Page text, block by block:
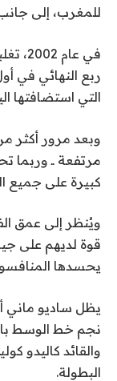
للمغرب، إلى جانب
في
ربع النهائي في
التي استضافتها
وبعد مرور أكثر
مرتفعة ــ وربما
كبيرة على جميع
قوة لديهم على
يحسدها
يظل ساديو ماني
نجم خط الوسط
والقائد كاليدو
البطولة.